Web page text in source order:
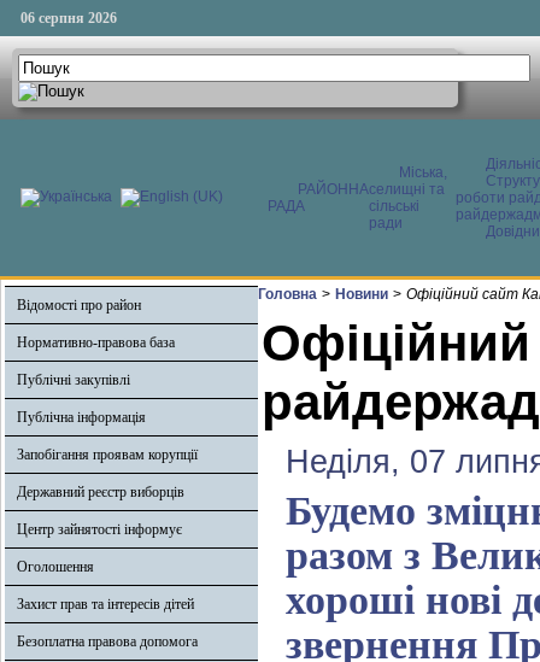
06 серпня 2026
РАЙОННА
РАДА
Міська,
селищні та
сільські
ради
роботи
Відомості про район
Нормативно-правова база
Публічні закупівлі
Публічна інформація
Запобігання проявам корупції
Державний реєстр виборців
Центр зайнятості інформує
Оголошення
Захист прав та інтересів дітей
Безоплатна правова допомога
Головна > Новини > Офіційний сайт
Неділя, 07
Будемо
разом з
хороші нові
звернення